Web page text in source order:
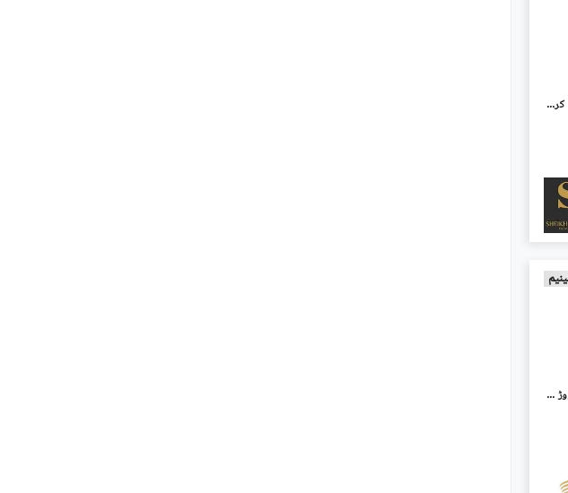
جی ۔ 10 مرکز جی ۔ 10,اسلام آباد میں 5 مرلہ Studio عمارت 26.5 کروڑ میں برائے فروخت۔
جی ۔ 10/2 جی ۔ 10,اسلام آباد میں 5 مرلہ Studio عمارت 24.0 کروڑ میں برائے فروخت۔